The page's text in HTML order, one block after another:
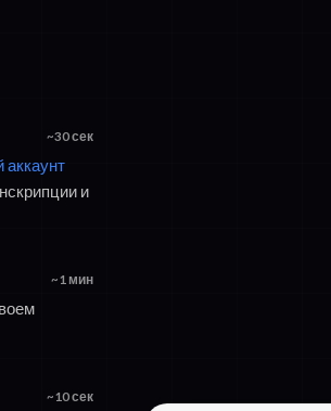
~30 сек
аккаунт
и
~1 мин
~10 сек